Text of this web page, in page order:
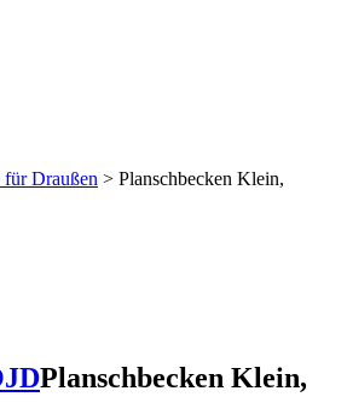
für Draußen > Planschbecken Klein,
Planschbecken Klein,